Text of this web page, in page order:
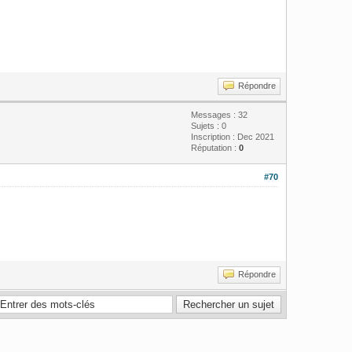
Répondre
Messages : 32
Sujets : 0
Inscription : Dec 2021
Réputation : 0
#70
Répondre